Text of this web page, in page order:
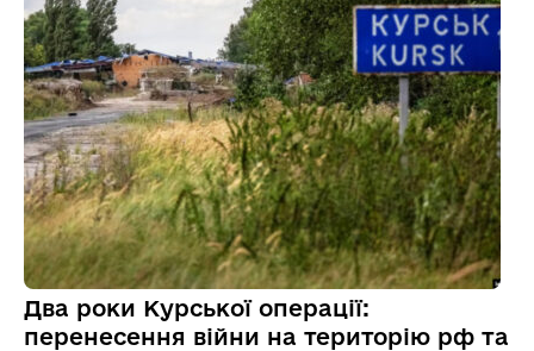
Два роки Курської операції:
перенесення війни на територію рф та